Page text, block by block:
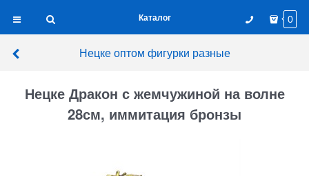
Каталог 0
Нецке оптом фигурки разные
Нецке Дракон с жемчужиной на волне
28см, иммитация бронзы